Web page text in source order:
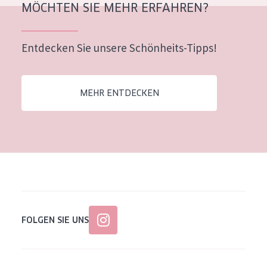
MÖCHTEN SIE MEHR ERFAHREN?
Entdecken Sie unsere Schönheits-Tipps!
MEHR ENTDECKEN
FOLGEN SIE UNS